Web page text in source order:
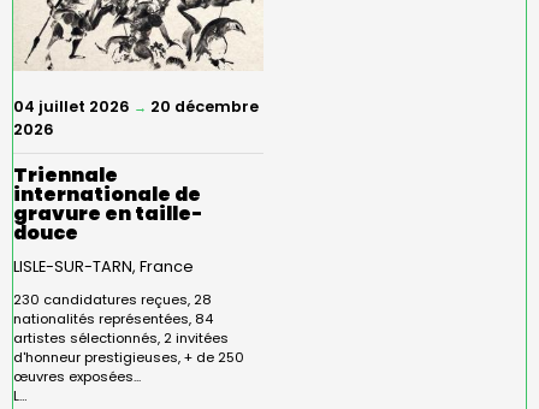
04 juillet 2026 → 20 décembre
2026
Triennale
internationale de
gravure en taille-
douce
LISLE-SUR-TARN France
230 candidatures reçues, 28
nationalités représentées, 84
artistes sélectionnés, 2 invitées
d'honneur prestigieuses, + de 250
œuvres exposées...
L…